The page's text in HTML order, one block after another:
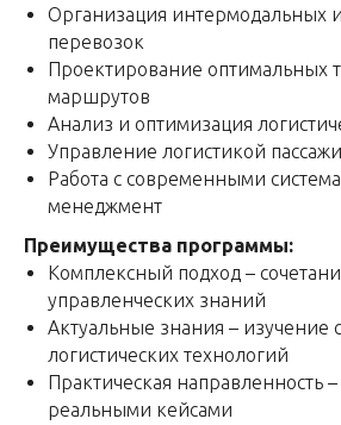
Организация интермодальных
перевозок
Проектирование оптимальных
маршрутов
Анализ и оптимизация
Управление логистикой
Работа с современными
менеджмент
Преимущества программы:
Комплексный подход –
управленческих знаний
Актуальные знания – изучение
логистических технологий
Практическая направленность –
реальными кейсами